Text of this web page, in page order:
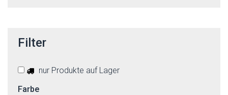
Filter
nur Produkte auf Lager
Farbe